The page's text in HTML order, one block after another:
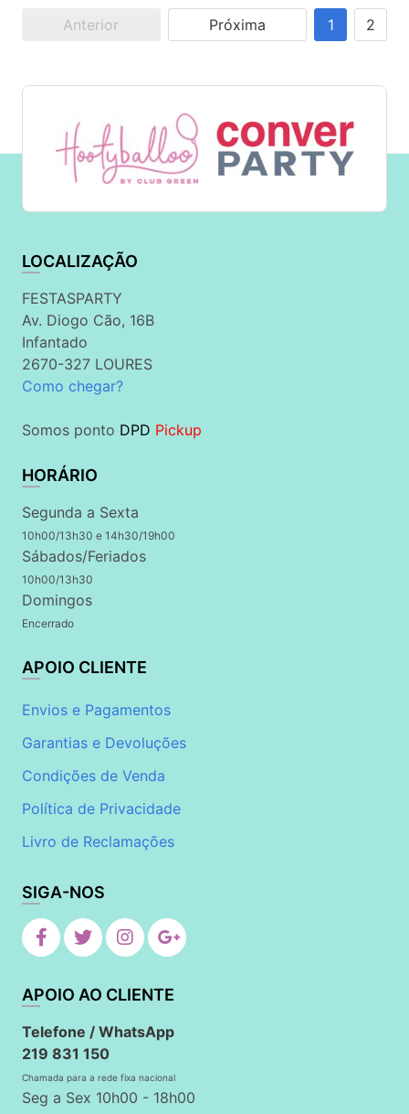
Anterior Próxima 1 2
LOCALIZAÇÃO
FESTASPARTY
Av. Diogo Cão, 16B
Infantado
2670-327 LOURES
Como chegar?
Somos ponto DPD Pickup
HORÁRIO
Segunda a Sexta
10h00/13h30 e 14h30/19h00
Sábados/Feriados
10h00/13h30
Domingos
Encerrado
APOIO CLIENTE
Envios e Pagamentos
Garantias e Devoluções
Condições de Venda
Política de Privacidade
Livro de Reclamações
SIGA-NOS
APOIO AO CLIENTE
Telefone / WhatsApp
219 831 150
Chamada para a rede fixa nacional
Seg a Sex 10h00 - 18h00